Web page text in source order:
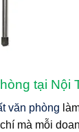
tại Nội
văn phòng
mà mỗi